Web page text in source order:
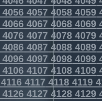
4056 4057 4058 4059
4066 4067 4068 4069
4076 4077 4078 4079
4086 4087 4088 4089
4096 4097 4098 4099
4106 4107 4108 4109
4116 4117 4118 4119
4126 4127 4128 4129